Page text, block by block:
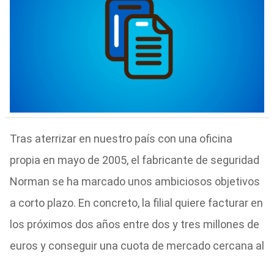
Tras aterrizar en nuestro país con una oficina
propia en mayo de 2005, el fabricante de seguridad
Norman se ha marcado unos ambiciosos objetivos
a corto plazo. En concreto, la filial quiere facturar en
los próximos dos años entre dos y tres millones de
euros y conseguir una cuota de mercado cercana al